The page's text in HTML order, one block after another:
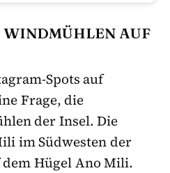
AUF
Spots auf
Frage, die
der Insel. Die
im Südwesten der
Hügel Ano Mili.